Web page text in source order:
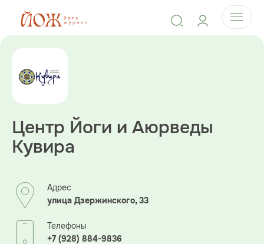
Центр Йоги и Аюрведы
Кувира
Адрес
улица Дзержинского, 33
Телефоны
+7 (928) 884-9836